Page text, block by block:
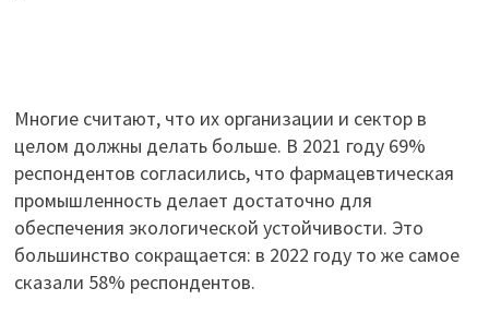
Многие считают, что их организации и сектор в
целом должны делать больше. В 2021 году 69%
респондентов согласились, что фармацевтическая
промышленность делает достаточно для
обеспечения экологической устойчивости. Это
большинство сокращается: в 2022 году то же самое
сказали 58% респондентов.